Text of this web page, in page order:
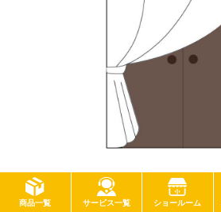
商品一覧 サービス一覧 ショールーム
4. 吊り方を選びます